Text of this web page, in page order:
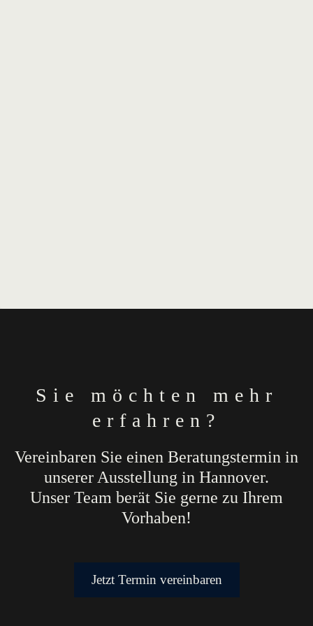
Sie möchten mehr
erfahren?
Vereinbaren Sie einen Beratungstermin in
unserer Ausstellung in Hannover.
Unser Team berät Sie gerne zu Ihrem
Vorhaben!
Jetzt Termin vereinbaren